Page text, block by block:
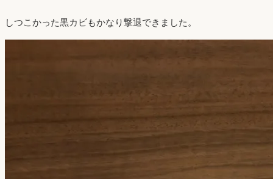
しつこかった黒カビもかなり撃退できました。